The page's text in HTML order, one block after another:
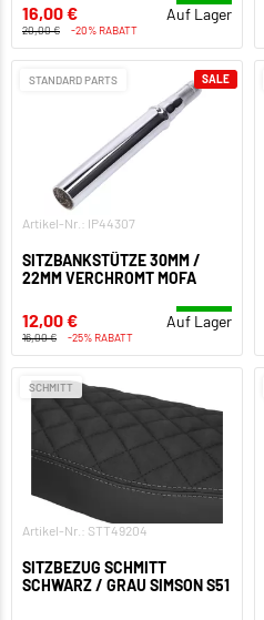
16,00 € Auf Lager
20,00 € -20% RABATT
STANDARD PARTS
Artikel-Nr.: IP44307
SITZBANKSTÜTZE 30MM /
22MM VERCHROMT MOFA
12,00 € Auf Lager
16,00 € -25% RABATT
SALE
SCHMITT
Artikel-Nr.: STT49204
SITZBEZUG SCHMITT
SCHWARZ / GRAU SIMSON S51